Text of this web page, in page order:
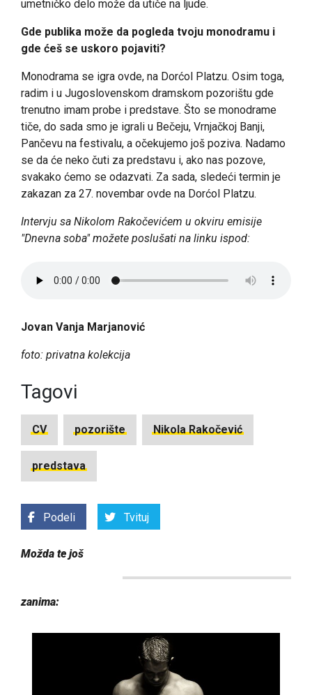
umetničko delo može da utiče na ljude.
Gde publika može da pogleda tvoju monodramu i
gde ćeš se uskoro pojaviti?
Monodrama se igra ovde, na Dorćol Platzu. Osim toga,
radim i u Jugoslovenskom dramskom pozorištu gde
trenutno imam probe i predstave. Što se monodrame
tiče, do sada smo je igrali u Bečeju, Vrnjačkoj Banji,
Pančevu na festivalu, a očekujemo još poziva. Nadamo
se da će neko čuti za predstavu i, ako nas pozove,
svakako ćemo se odazvati. Za sada, sledeći termin je
zakazan za 27. novembar ovde na Dorćol Platzu.
Intervju sa Nikolom Rakočevićem u okviru emisije
"Dnevna soba" možete poslušati na linku ispod:
Jovan Vanja Marjanović
foto: privatna kolekcija
Tagovi
CV pozorište Nikola Rakočević
predstava
Podeli Tvituj
Možda te još
zanima: